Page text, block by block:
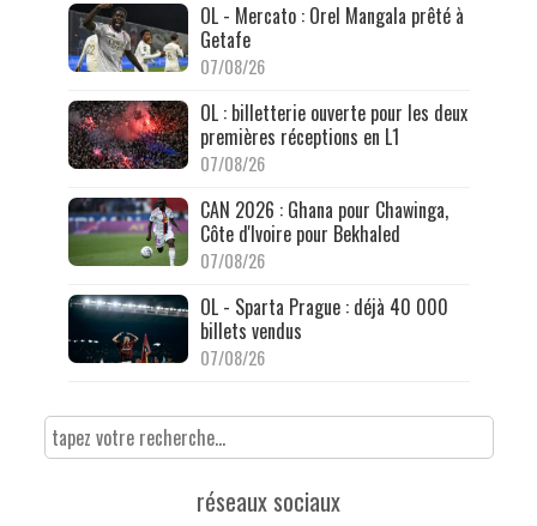
OL - Mercato : Orel Mangala prêté à
Getafe
07/08/26
OL : billetterie ouverte pour les deux
premières réceptions en L1
07/08/26
CAN 2026 : Ghana pour Chawinga,
Côte d'Ivoire pour Bekhaled
07/08/26
OL - Sparta Prague : déjà 40 000
billets vendus
07/08/26
réseaux sociaux